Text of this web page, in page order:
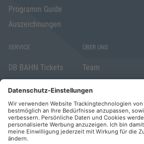
Programm Guide
Auszeichnungen
SERVICE
DB BAHN Tickets
Veranstaltungsunterlagen
Widerrufsrecht
für Verbraucher
Elektronischer
ÜBER UNS
Team
Die AKADEMIE
HERKERT
FORUM VERLAG
HERKERT
Kontakt